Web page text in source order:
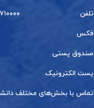
تلفن
فکس
صندوق پستی
پست الکترونیک
تماس با بخش‌های مختلف